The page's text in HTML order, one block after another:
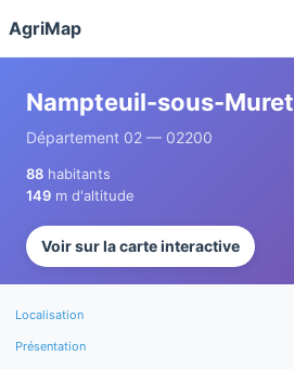
AgriMap
Nampteuil-sous-Muret
Département 02 — 02200
88 habitants
149 m d'altitude
Voir sur la carte interactive
Localisation
Présentation